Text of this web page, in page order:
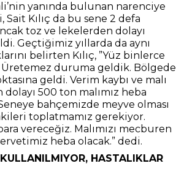
yanında bulunan narenciye
Kılıç da bu sene 2 defa
toz ve lekelerden dolayı
Geçtiğimiz yıllarda da aynı
belirten Kılıç, ”Yüz binlerce
Üretemez duruma geldik. Bölgede
geldi. Verim kaybı ve malı
dolayı 500 ton malımız heba
bahçemizde meyve olması
toplatmamız gerekiyor.
vereceğiz. Malımızı mecburen
heba olacak.” dedi.
HASTALIKLAR